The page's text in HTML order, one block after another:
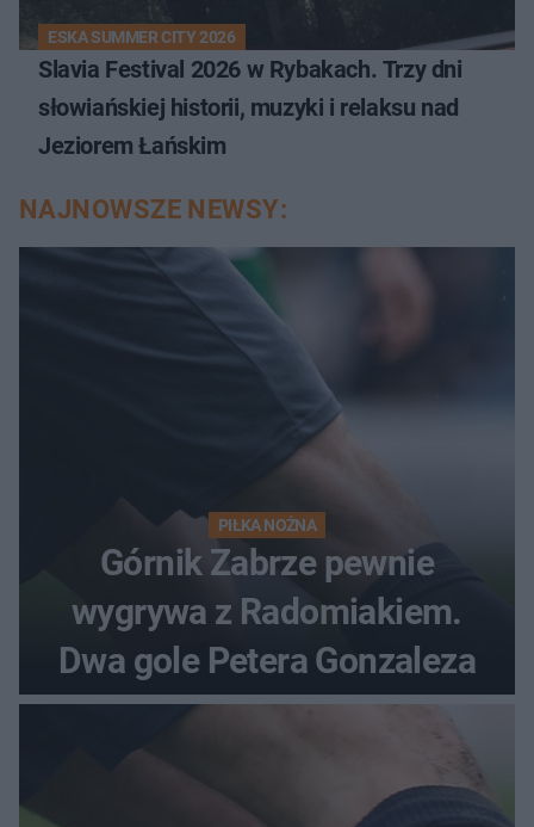
ESKA SUMMER CITY 2026
Slavia Festival 2026 w Rybakach. Trzy dni
słowiańskiej historii, muzyki i relaksu nad
Jeziorem Łańskim
NAJNOWSZE NEWSY:
PIŁKA NOŻNA
Górnik Zabrze pewnie
wygrywa z Radomiakiem.
Dwa gole Petera Gonzaleza